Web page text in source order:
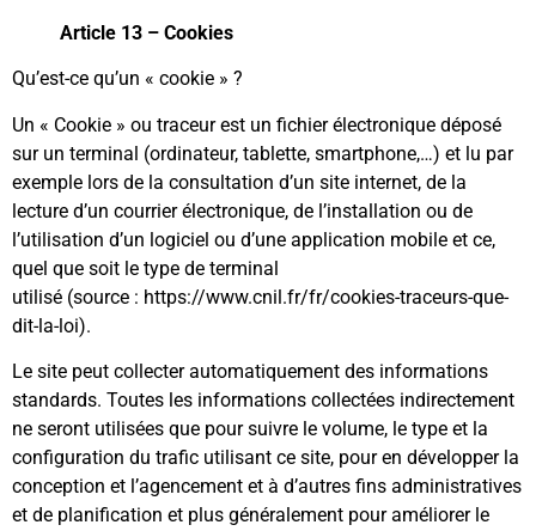
Article 13 – Cookies
Qu’est-ce qu’un « cookie » ?
Un « Cookie » ou traceur est un fichier électronique déposé
sur un terminal (ordinateur, tablette, smartphone,…) et lu par
exemple lors de la consultation d’un site internet, de la
lecture d’un courrier électronique, de l’installation ou de
l’utilisation d’un logiciel ou d’une application mobile et ce,
quel que soit le type de terminal
utilisé (source : https://www.cnil.fr/fr/cookies-traceurs-que-
dit-la-loi).
Le site peut collecter automatiquement des informations
standards. Toutes les informations collectées indirectement
ne seront utilisées que pour suivre le volume, le type et la
configuration du trafic utilisant ce site, pour en développer la
conception et l’agencement et à d’autres fins administratives
et de planification et plus généralement pour améliorer le